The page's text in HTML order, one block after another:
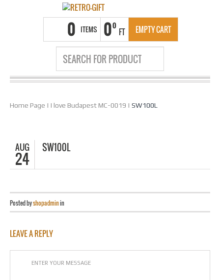
0 ITEMS 00
FT EMPTY CART
Home Page | I love Budapest MC-0019 | SW100L
AUG
24
SW100L
Posted byshopadminin
LEAVE A REPLY